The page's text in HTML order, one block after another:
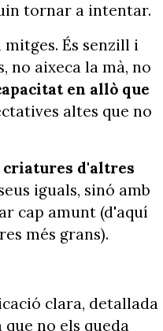
tornar a intentar.
És senzill i
no aixeca la mà, no
en allò que
altes que no
criatures d'altres
iguals, sinó amb
cap amunt (d'aquí
més grans).
clara, detallada
no els queda